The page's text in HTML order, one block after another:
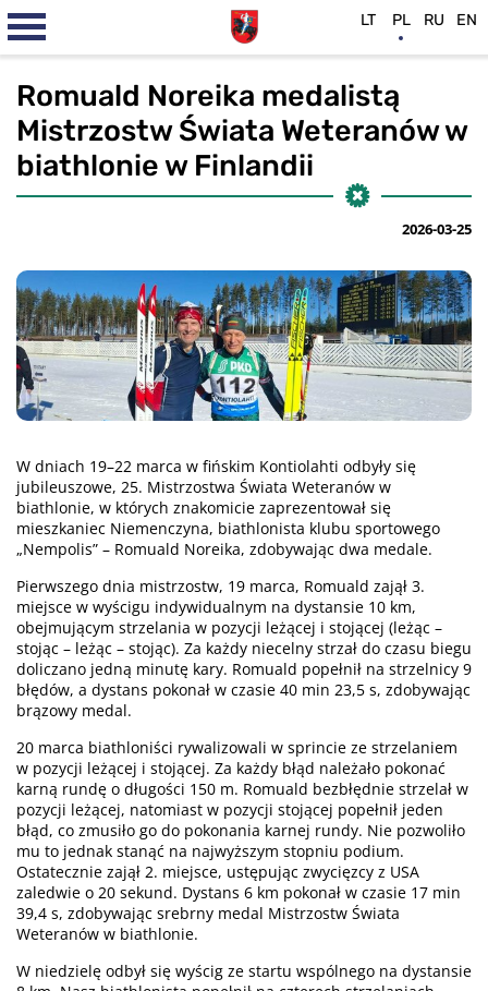
Romuald Noreika medalistą
Mistrzostw Świata Weteranów w
biathlonie w Finlandii
2026-03-25
W dniach 19–22 marca w fińskim Kontiolahti odbyły się
jubileuszowe, 25. Mistrzostwa Świata Weteranów w
biathlonie, w których znakomicie zaprezentował się
mieszkaniec Niemenczyna, biathlonista klubu sportowego
„Nempolis” – Romuald Noreika, zdobywając dwa medale.
Pierwszego dnia mistrzostw, 19 marca, Romuald zajął 3.
miejsce w wyścigu indywidualnym na dystansie 10 km,
obejmującym strzelania w pozycji leżącej i stojącej (leżąc –
stojąc – leżąc – stojąc). Za każdy niecelny strzał do czasu biegu
doliczano jedną minutę kary. Romuald popełnił na strzelnicy 9
błędów, a dystans pokonał w czasie 40 min 23,5 s, zdobywając
brązowy medal.
20 marca biathloniści rywalizowali w sprincie ze strzelaniem
w pozycji leżącej i stojącej. Za każdy błąd należało pokonać
karną rundę o długości 150 m. Romuald bezbłędnie strzelał w
pozycji leżącej, natomiast w pozycji stojącej popełnił jeden
błąd, co zmusiło go do pokonania karnej rundy. Nie pozwoliło
mu to jednak stanąć na najwyższym stopniu podium.
Ostatecznie zajął 2. miejsce, ustępując zwycięzcy z USA
zaledwie o 20 sekund. Dystans 6 km pokonał w czasie 17 min
39,4 s, zdobywając srebrny medal Mistrzostw Świata
Weteranów w biathlonie.
W niedzielę odbył się wyścig ze startu wspólnego na dystansie
LT PL RU EN